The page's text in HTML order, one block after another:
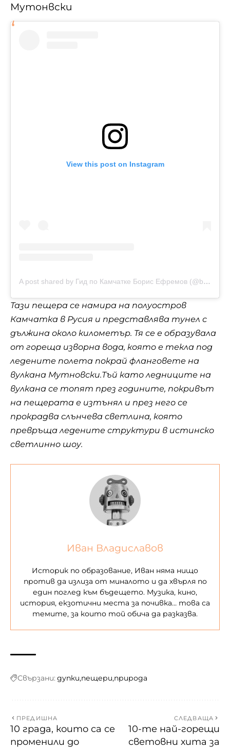
Мутонвски
View this post on Instagram
A post shared by Гид по Камчатке Борис Ефремов (@boris.efremov)
Тази пещера се намира на полуостров
Камчатка в Русия и представлява тунел с
дължина около километър. Тя се е образувала
от гореща изворна вода, която е текла под
ледените полета покрай фланговете на
вулкана Мутновски.Тъй като ледниците на
вулкана се топят през годините, покривът
на пещерата е изтънял и през него се
прокрадва слънчева светлина, която
превръща ледените структури в истинско
светлинно шоу.
Иван Владиславов
Историк по образование, Иван няма нищо
против да излиза от миналото и да хвърля по
един поглед към бъдещето. Музика, кино,
история, екзотични места за почивка… това са
темите, за които той обича да разказва.
Свързани: дупки пещери природа
ПРЕДИШНА
10 града, които са се
променили до
СЛЕДВАЩА
10-те най-горещи
световни хита за